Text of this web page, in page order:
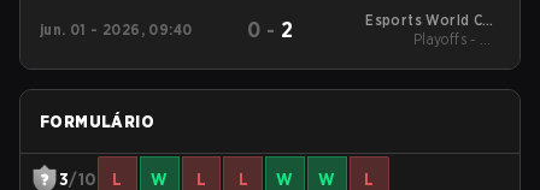
jun. 01 - 2026, 09:40 0 - 2
Esports World Cup
South America Closed
Playoffs - UB
FORMULÁRIO
3/10 L W L L W W L